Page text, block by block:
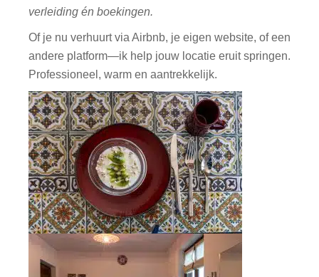
verleiding én boekingen.
Of je nu verhuurt via Airbnb, je eigen website, of een
andere platform—ik help jouw locatie eruit springen.
Professioneel, warm en aantrekkelijk.